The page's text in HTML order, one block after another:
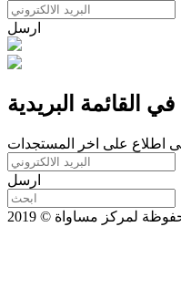
ارسل
القائمة البريدية
اطلاع على اخر المستجدات
ارسل
لمركز مساواة © 2019